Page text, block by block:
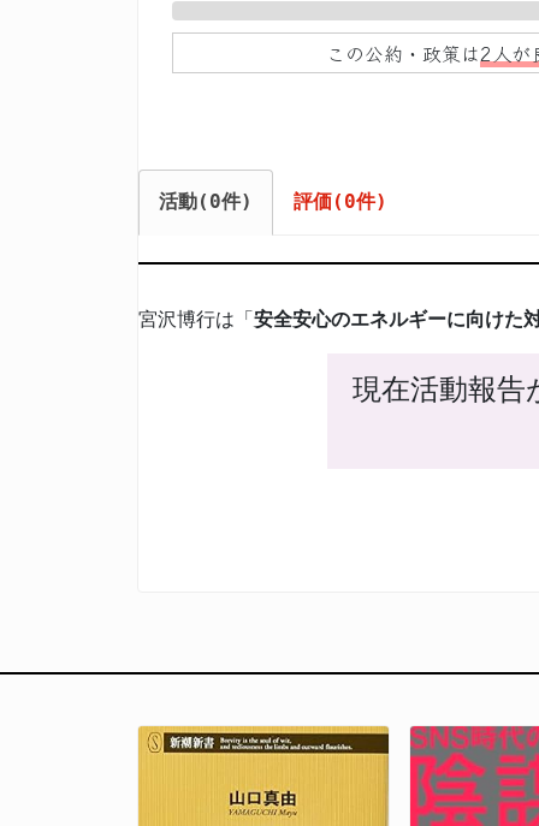
この公約・政策は2人が
活動(0件) 評価(0件)
宮沢博行は「安全安心のエネルギーに向けた
現在活動報